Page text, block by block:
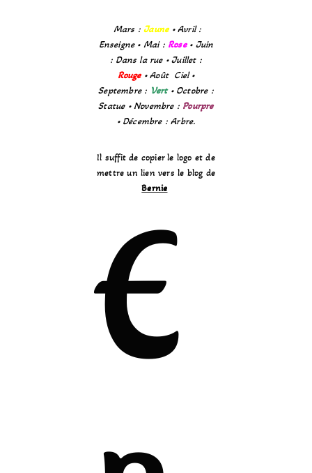
Mars :Jaune • Avril :
Enseigne • Mai : Rose• Juin
: Dans la rue • Juillet :
Rouge• Août Ciel •
Septembre : Vert • Octobre :
Statue • Novembre : Pourpre
• Décembre : Arbre.
Il suffit de copier le logo et de
mettre un lien vers le blog de
Bernie
E